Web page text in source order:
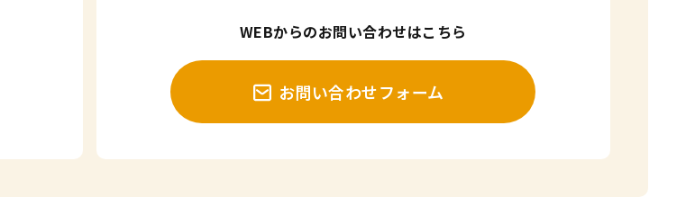
WEBからのお問い合わせはこちら
お問い合わせフォーム